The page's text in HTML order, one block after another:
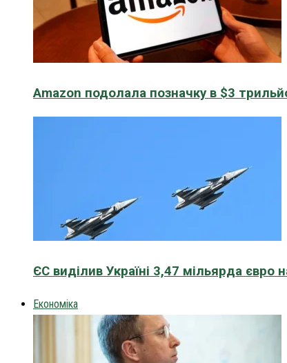
Amazon подолала позначку в $3
ЄС виділив Україні 3,47 мільярда євро
Економіка